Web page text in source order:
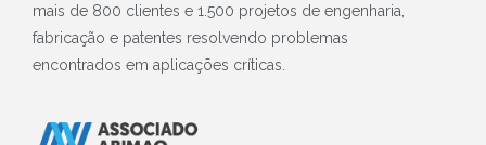
mais de 800 clientes e 1.500 projetos de engenharia,
fabricação e patentes resolvendo problemas
encontrados em aplicações críticas.